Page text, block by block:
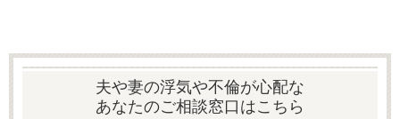
夫や妻の浮気や不倫が心配な
あなたのご相談窓口はこちら